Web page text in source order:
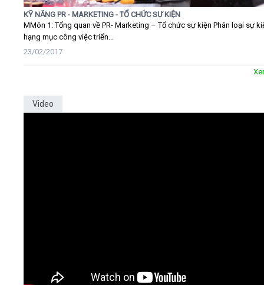
KỸ NĂNG PR - MARKETING - TỔ CHỨC SỰ KIỆN
MMôn 1: Tổng quan về PR- Marketing – Tổ chức sự kiện Phân loại sự
hạng mục công việc triển...
23/02/2017
Video